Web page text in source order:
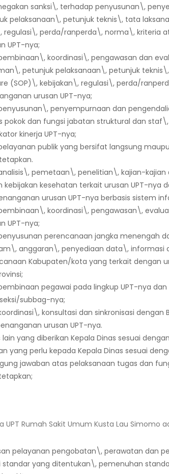
sanksi\, terhadap penyusunan\,
pelaksanaan\, petunjuk teknis\, tata
regulasi\, perda/ranperda\, norma\, kriteria
UPT-nya;
koordinasi\, pengawasan dan
petunjuk pelaksanaan\, petunjuk
(SOP)\, kebijakan\, regulasi\, perda/
urusan UPT-nya;
penyempurnaan dan
pokok dan fungsi jabatan struktural dan
kinerja UPT-nya;
publik yang bersifat langsung
pemetaan\, penelitian\, kajian-
kesehatan terkait urusan UPT-nya
urusan UPT-nya berbasis sistem
koordinasi\, pengawasan\,
UPT-nya;
perencanaan jangka menengah
anggaran\, penyediaan data\, informasi
Kabupaten/kota yang terkait dengan
pegawai pada lingkup UPT-nya
subbag-nya;
konsultasi dan sinkronisasi dengan
urusan UPT-nya.
yang diberikan Kepala Dinas sesuai
yang perlu kepada Kepala Dinas sesuai
jawaban atas pelaksanaan tugas dan
UPT Rumah Sakit Umum Kusta Lau Simomo
pelayanan pengobatan\, perawatan dan
standar yang ditentukan\, pemenuhan